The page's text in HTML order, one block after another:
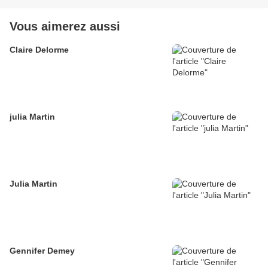
Vous aimerez aussi
Claire Delorme
julia Martin
Julia Martin
Gennifer Demey